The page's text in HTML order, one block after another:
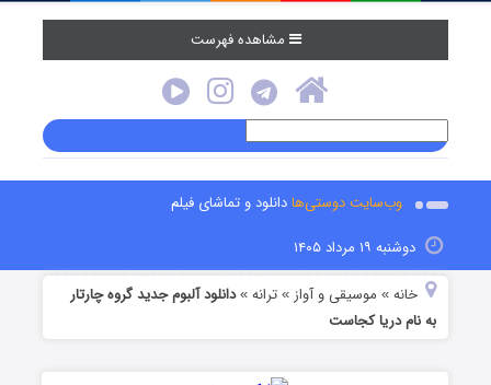
مشاهده فهرست
وب‌سایت دوستی‌هادانلود و تماشای فیلم
دوشنبه ۱۹ مرداد ۱۴۰۵
خانه » موسیقی و آواز »ترانه »دانلود آلبوم جدید گروه چارتار
به نام دریا کجاست